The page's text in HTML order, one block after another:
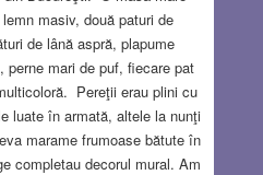
masiv, două paturi de
de lână aspră, plapume
perne mari de puf, fiecare pat
Pereţii erau plini cu
luate în armată, altele la nunţi
marame frumoase bătute în
completau decorul mural. Am